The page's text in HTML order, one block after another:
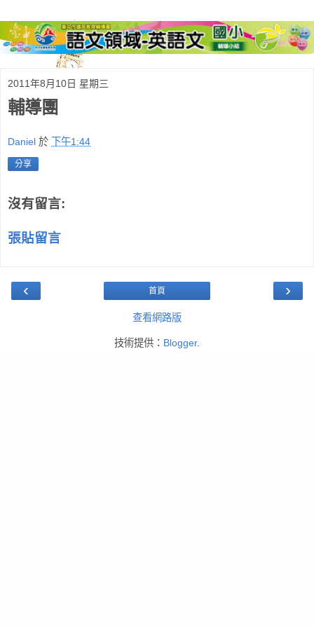
2011年8月10日 星期三
輔導團
Daniel 於 下午1:44
分享
沒有留言:
張貼留言
‹ ›
首頁
查看網路版
技術提供： Blogger.